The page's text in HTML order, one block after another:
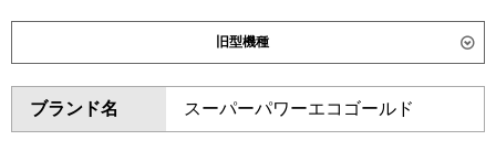
ダイキン SZRK80CVD SZRK80CNVD
東芝
GSSB08013JMUB
GSSB08013JXU
三菱電機 PMZX-ERMP80SF6 PMZX-
旧型機種
ダイキン SZRK80BYNVD SZRK80BYVD
SZRK80BJVD SZRK80BJNVD
SZRK80BFVD SZRK80BFNVD
ブランド名 スーパーパワーエコゴールド